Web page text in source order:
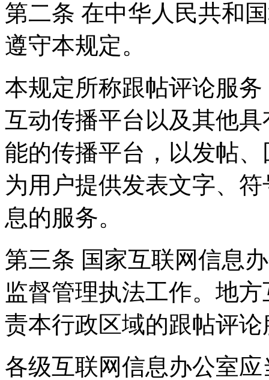
第二条 在中华人民共和
遵守本规定。
本规定所称跟帖评论服
互动传播平台以及其他
能的传播平台，以发帖
为用户提供发表文字、
息的服务。
第三条 国家互联网信息
监督管理执法工作。地
责本行政区域的跟帖评
各级互联网信息办公室